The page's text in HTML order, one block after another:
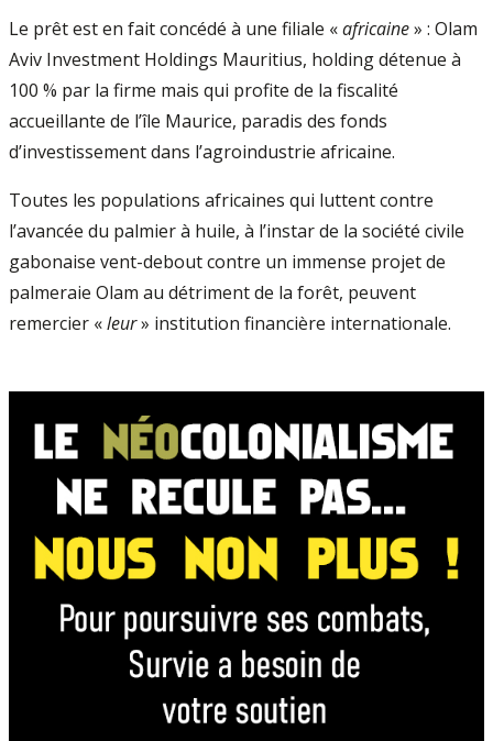
Le prêt est en fait concédé à une filiale «africaine» : Olam
Aviv Investment Holdings Mauritius, holding détenue à
100 % par la firme mais qui profite de la fiscalité
accueillante de l’île Maurice, paradis des fonds
d’investissement dans l’agroindustrie africaine.
Toutes les populations africaines qui luttent contre
l’avancée du palmier à huile, à l’instar de la société civile
gabonaise vent-debout contre un immense projet de
palmeraie Olam au détriment de la forêt, peuvent
remercier «leur» institution financière internationale.